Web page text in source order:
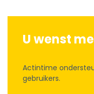
U wenst
Actintime
gebruikers.